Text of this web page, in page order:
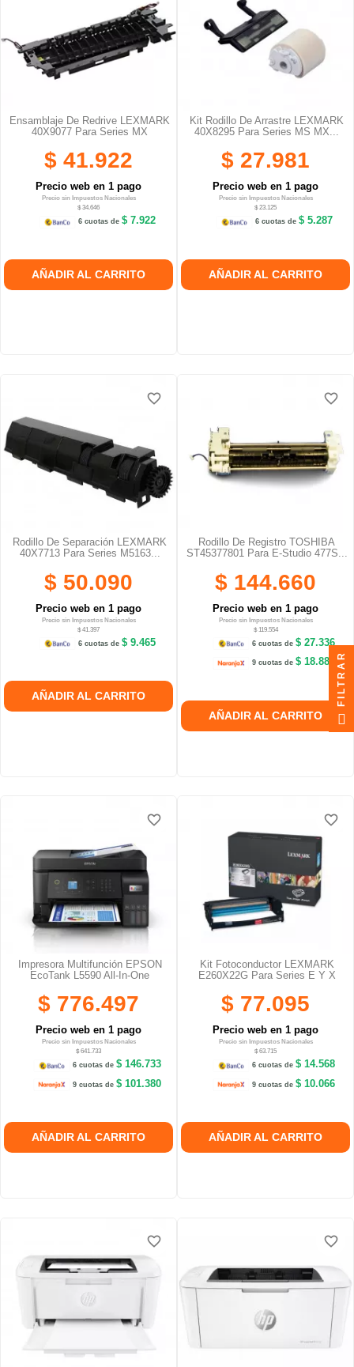
Ensamblaje De Redrive LEXMARK
40X9077 Para Series MX
$ 41.922
Precio web en 1 pago
Precio sin Impuestos Nacionales
$ 34.646
6 cuotas de $ 7.922
AÑADIR AL CARRITO
Kit Rodillo De Arrastre LEXMARK
40X8295 Para Series MS MX...
$ 27.981
Precio web en 1 pago
Precio sin Impuestos Nacionales
$ 23.125
6 cuotas de $ 5.287
AÑADIR AL CARRITO
Rodillo De Separación LEXMARK
40X7713 Para Series M5163...
$ 50.090
Precio web en 1 pago
Precio sin Impuestos Nacionales
$ 41.397
6 cuotas de $ 9.465
AÑADIR AL CARRITO
favorite_border
favorite_border
favorite_border
Rodillo De Registro TOSHIBA
ST45377801 Para E-Studio 477S...
$ 144.660
Precio web en 1 pago
Precio sin Impuestos Nacionales
$ 119.554
6 cuotas de$ 27.336
9 cuotas de$ 18.887
AÑADIR AL CARRITO
favorite_border
favorite_border
favorite_border
Impresora Multifunción EPSON
EcoTank L5590 All-In-One
$ 776.497
Precio web en 1 pago
Precio sin Impuestos Nacionales
$ 641.733
6 cuotas de $ 146.733
9 cuotas de $ 101.380
AÑADIR AL CARRITO
favorite_border
favorite_border
favorite_border
Kit Fotoconductor LEXMARK
E260X22G Para Series E Y X
$ 77.095
Precio web en 1 pago
Precio sin Impuestos Nacionales
$ 63.715
6 cuotas de$ 14.568
9 cuotas de$ 10.066
AÑADIR AL CARRITO
favorite_border
favorite_border
favorite_border
favorite_border
favorite_border
favorite_border favorite_border
favorite_border
favorite_border
FILTRAR